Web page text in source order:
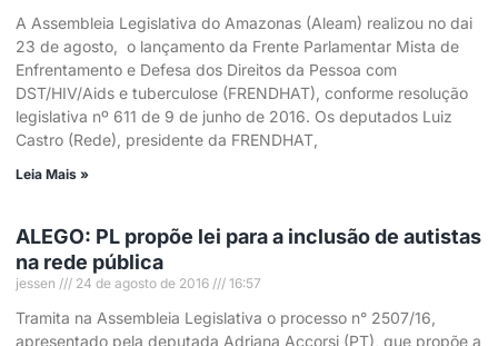
A Assembleia Legislativa do Amazonas (Aleam) realizou no dai
23 de agosto, o lançamento da Frente Parlamentar Mista de
Enfrentamento e Defesa dos Direitos da Pessoa com
DST/HIV/Aids e tuberculose (FRENDHAT), conforme resolução
legislativa nº 611 de 9 de junho de 2016. Os deputados Luiz
Castro (Rede), presidente da FRENDHAT,
Leia Mais »
ALEGO: PL propõe lei para a inclusão de autistas
na rede pública
jessen 24 de agosto de 2016 16:57
Tramita na Assembleia Legislativa o processo n° 2507/16,
apresentado pela deputada Adriana Accorsi (PT), que propõe a